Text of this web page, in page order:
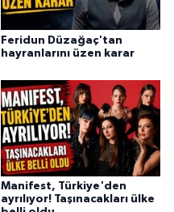
Feridun Düzağaç'tan
hayranlarını üzen karar
Manifest, Türkiye'den
ayrılıyor! Taşınacakları ülke